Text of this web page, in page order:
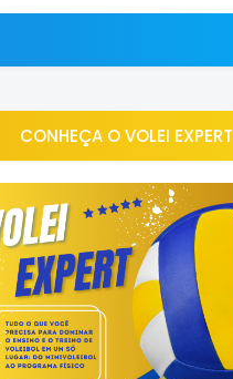
CONHEÇA O VOLEI EXPERT